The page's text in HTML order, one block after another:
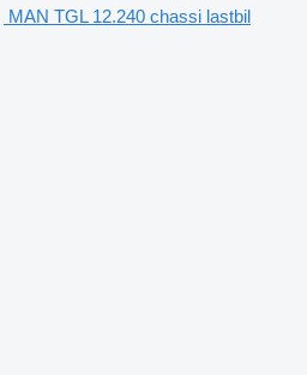
MAN TGL 12.240 chassi lastbil